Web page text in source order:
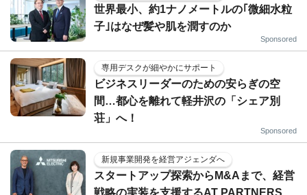
世界最小、約1ナノメートルの｢微細水粒
子｣はなぜ髪や肌を潤すのか
Sponsored
専用デスクが細やかにサポート
ビジネスリーダーのための安らぎの空
間…都心を離れて軽井沢の「シェア別
荘」へ！
Sponsored
新規事業開発を経営アジェンダへ
スタートアップ探索からM&Aまで、経営
戦略の実装を支援するAT PARTNERS